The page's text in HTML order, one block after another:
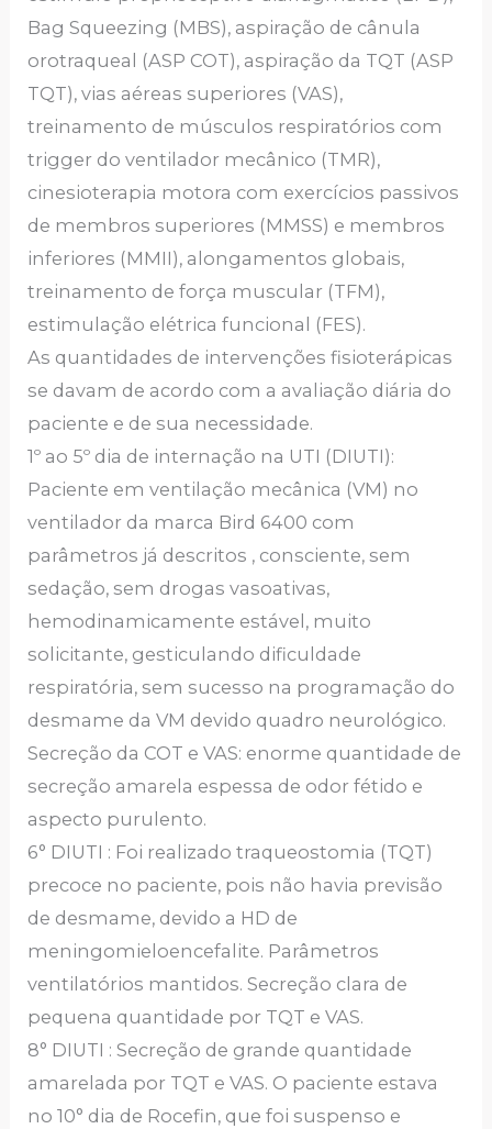
Bag Squeezing (MBS), aspiração de cânula
orotraqueal (ASP COT), aspiração da TQT (ASP
TQT), vias aéreas superiores (VAS),
treinamento de músculos respiratórios com
trigger do ventilador mecânico (TMR),
cinesioterapia motora com exercícios passivos
de membros superiores (MMSS) e membros
inferiores (MMII), alongamentos globais,
treinamento de força muscular (TFM),
estimulação elétrica funcional (FES).
As quantidades de intervenções fisioterápicas
se davam de acordo com a avaliação diária do
paciente e de sua necessidade.
1º ao 5º dia de internação na UTI (DIUTI):
Paciente em ventilação mecânica (VM) no
ventilador da marca Bird 6400 com
parâmetros já descritos , consciente, sem
sedação, sem drogas vasoativas,
hemodinamicamente estável, muito
solicitante, gesticulando dificuldade
respiratória, sem sucesso na programação do
desmame da VM devido quadro neurológico.
Secreção da COT e VAS: enorme quantidade de
secreção amarela espessa de odor fétido e
aspecto purulento.
6° DIUTI : Foi realizado traqueostomia (TQT)
precoce no paciente, pois não havia previsão
de desmame, devido a HD de
meningomieloencefalite. Parâmetros
ventilatórios mantidos. Secreção clara de
pequena quantidade por TQT e VAS.
8° DIUTI : Secreção de grande quantidade
amarelada por TQT e VAS. O paciente estava
no 10° dia de Rocefin, que foi suspenso e